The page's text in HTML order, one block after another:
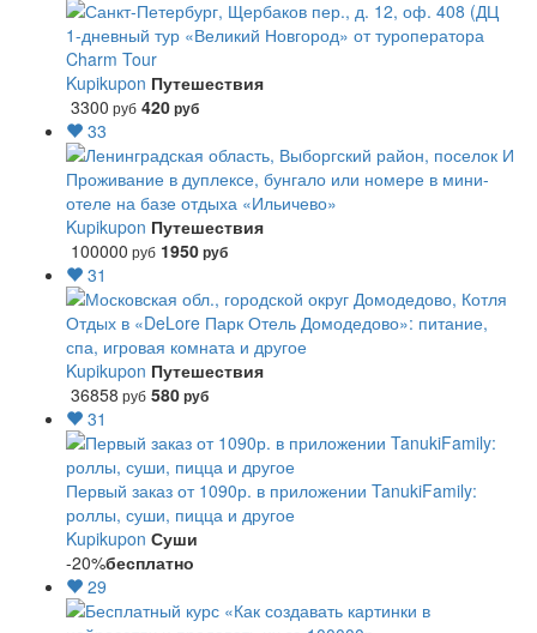
1-дневный тур «Великий Новгород» от туроператора
Charm Tour
Kupikupon Путешествия
3300 руб 420руб
33
Проживание в дуплексе, бунгало или номере в мини-
отеле на базе отдыха «Ильичево»
Kupikupon Путешествия
100000 руб 1950руб
31
Отдых в «DeLore Парк Отель Домодедово»: питание,
спа, игровая комната и другое
Kupikupon Путешествия
36858 руб 580руб
31
Первый заказ от 1090р. в приложении TanukiFamily:
роллы, суши, пицца и другое
Kupikupon Суши
-20%бесплатно
29